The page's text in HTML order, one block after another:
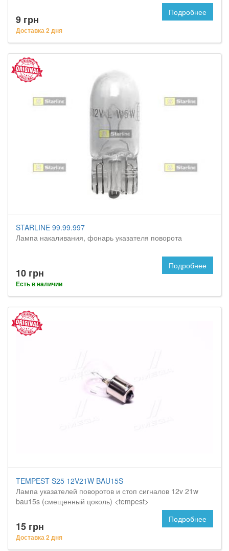
9 грн
Доставка 2 дня
Подробнее
STARLINE 99.99.997
Лампа накаливания, фонарь указателя поворота
10 грн
Есть в наличии
Подробнее
TEMPEST S25 12V21W BAU15S
Лампа указателей поворотов и стоп сигналов 12v 21w
bau15s (смещенный цоколь) <tempest>
15 грн
Доставка 2 дня
Подробнее